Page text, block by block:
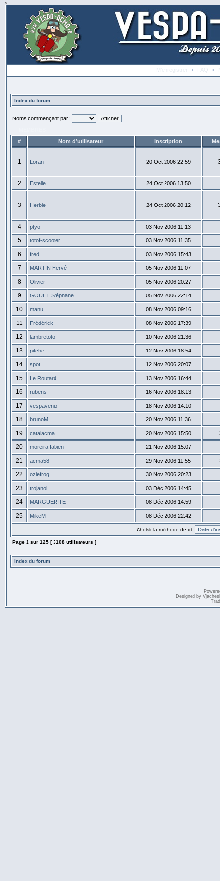
s
M’enregistrer • FAQ •
Index du forum
Noms commençant par:
#
Nom d’utilisateur Inscription
1 Loran 20 Oct 2006 22:59
2 Estelle 24 Oct 2006 13:50
3 Herbie 24 Oct 2006 20:12
4 ptyo 03 Nov 2006 11:13
5 totof-scooter 03 Nov 2006 11:35
6 fred 03 Nov 2006 15:43
7 MARTIN Hervé 05 Nov 2006 11:07
8 Olivier 05 Nov 2006 20:27
9 GOUET Stéphane 05 Nov 2006 22:14
10 manu 08 Nov 2006 09:16
11 Frédérick 08 Nov 2006 17:39
12 lambretoto 10 Nov 2006 21:36
13 pitche 12 Nov 2006 18:54
14 spot 12 Nov 2006 20:07
15 Le Routard 13 Nov 2006 16:44
16 rubens 16 Nov 2006 18:13
17 vespavenio 18 Nov 2006 14:10
18 brunoM 20 Nov 2006 11:36
19
catalacma 20 Nov 2006 15:50
20
moreira fabien 21 Nov 2006 15:07
21 acma58 29 Nov 2006 11:55
22
oziefrog 30 Nov 2006 20:23
23 trojanoi 03 Déc 2006 14:45
24 MARGUERITE 08 Déc 2006 14:59
25 MikeM 08 Déc 2006 22:42
Choisir la méthode de tri:
Page 1 sur 125 [ 3108 utilisateurs ]
Index du forum
Designed by